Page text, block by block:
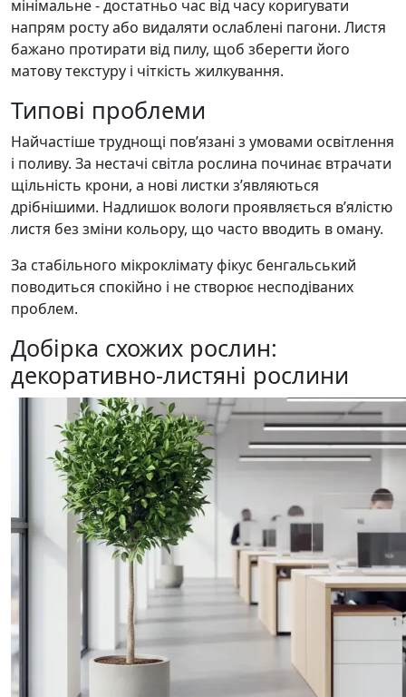
мінімальне - достатньо час від часу коригувати
напрям росту або видаляти ослаблені пагони. Листя
бажано протирати від пилу, щоб зберегти його
матову текстуру і чіткість жилкування.
Типові проблеми
Найчастіше труднощі пов’язані з умовами освітлення
і поливу. За нестачі світла рослина починає втрачати
щільність крони, а нові листки з’являються
дрібнішими. Надлишок вологи проявляється в’ялістю
листя без зміни кольору, що часто вводить в оману.
За стабільного мікроклімату фікус бенгальський
поводиться спокійно і не створює несподіваних
проблем.
Добірка схожих рослин:
декоративно-листяні рослини